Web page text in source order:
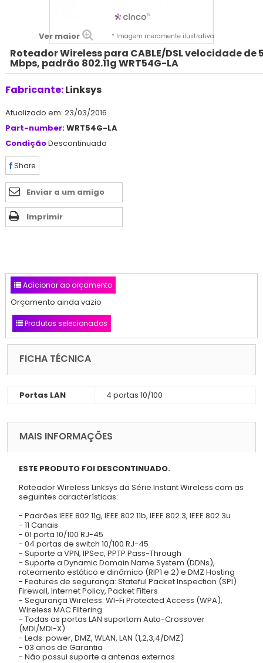
Ver maior * Imagem meramente ilustrativa
Roteador Wireless para CABLE/DSL velocidade de
Mbps, padrão 802.11g WRT54G-LA
Fabricante:Linksys
Atualizado em: 23/03/2016
Part-number:WRT54G-LA
CondiçãoDescontinuado
Share
Enviar a um amigo
Imprimir
Adicionar ao orçamento
Orçamento ainda vazio
Produtos selecionados
FICHA TÉCNICA
Portas LAN 4 portas 10/100
MAIS INFORMAÇÕES
ESTE PRODUTO FOI DESCONTINUADO.
Roteador Wireless Linksys da Série Instant Wireless com as
seguintes características:
- Padrões IEEE 802.11g, IEEE 802.11b, IEEE 802.3, IEEE 802.3u
- 11 Canais
- 01 porta 10/100 RJ-45
- 04 portas de switch 10/100 RJ-45
- Suporte a VPN, IPSec, PPTP Pass-Through
- Suporte a Dynamic Domain Name System (DDNs),
roteamento estático e dinâmico (RIP1 e 2) e DMZ Hosting
- Features de segurança: Stateful Packet Inspection (SPI)
Firewall, Internet Policy, Packet Filters
- Segurança Wireless: WI-Fi Protected Access (WPA),
Wireless MAC Filtering
- Todas as portas LAN suportam Auto-Crossover
(MDI/MDI-X)
- Leds: power, DMZ, WLAN, LAN (1,2,3,4/DMZ)
- 03 anos de Garantia
- Não possui suporte a antenas externas